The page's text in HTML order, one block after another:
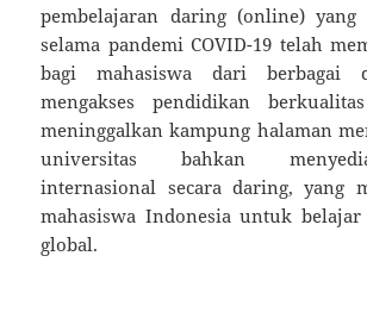
pembelajaran daring (online) yang
selama pandemi COVID-19 telah
bagi mahasiswa dari berbagai
mengakses pendidikan
meninggalkan kampung halaman
universitas bahkan
internasional secara daring, yang
mahasiswa Indonesia untuk
global.